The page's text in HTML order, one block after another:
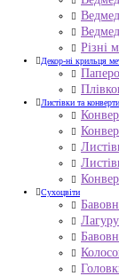
Різні
Декор-ні крильця
Листівки та конверти
Сухоцвіти